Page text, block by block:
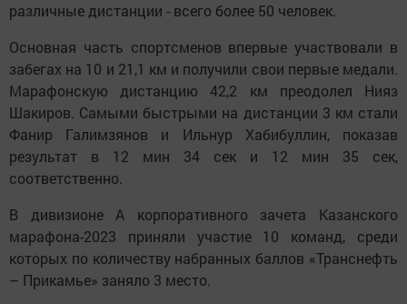
различные дистанции - всего более 50 человек.
Основная часть спортсменов впервые участвовали в
забегах на 10 и 21,1 км и получили свои первые медали.
Марафонскую дистанцию 42,2 км преодолел Нияз
Шакиров. Самыми быстрыми на дистанции 3 км стали
Фанир Галимзянов и Ильнур Хабибуллин, показав
результат в 12 мин 34 сек и 12 мин 35 сек,
соответственно.
В дивизионе А корпоративного зачета Казанского
марафона-2023 приняли участие 10 команд, среди
которых по количеству набранных баллов «Транснефть
– Прикамье» заняло 3 место.